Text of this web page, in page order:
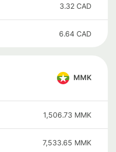
3.32 CAD
6.64 CAD
MMK
1,506.73 MMK
7,533.65 MMK